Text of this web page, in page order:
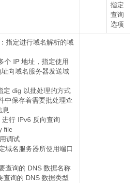
指定
查询
选项
指定进行域名解析的域
个 IP 地址，指定使用
向域名服务器发送域
定 dig 以批处理的方式
中保存着需要批处理查
息
行 IPv6 反向查询
file
调试
域名服务器所使用端口
查询的 DNS 数据名称
查询的 DNS 数据类型